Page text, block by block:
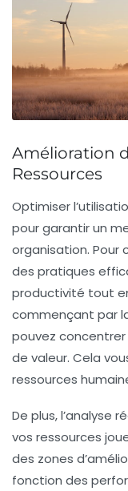
Amélioration
Ressources
Optimiser
pour garantir un
organisation. Pour
des pratiques
productivité tout
commençant par
pouvez
de valeur. Cela
ressources
De plus, l’analyse
vos ressources
des zones
fonction des